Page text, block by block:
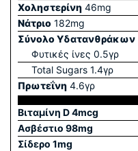
Χοληστερίνη 46mg
Νάτριο 182mg
Σύνολο Yδατανθράκων
Φυτικές ίνες 0.5γρ
Total Sugars 1.4γρ
Πρωτεΐνη 4.6γρ
Βιταμίνη D4mcg
Ασβέστιο 98mg
Σίδερο 1mg